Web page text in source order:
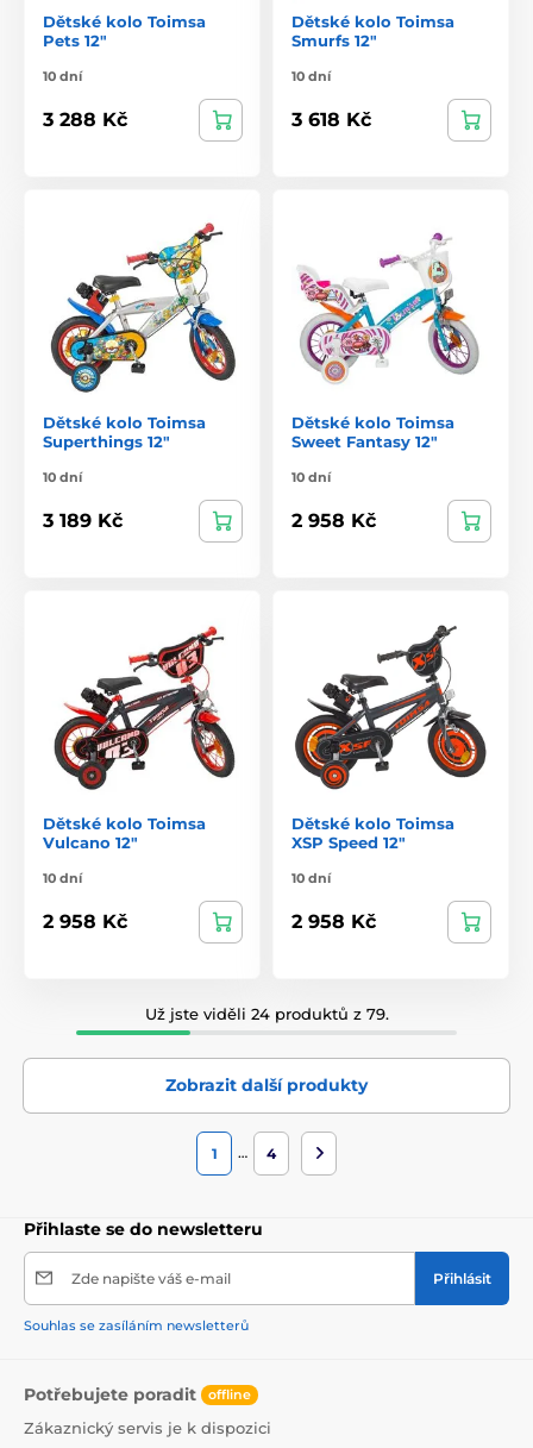
Dětské kolo Toimsa
Pets 12"
10 dní
3 288 Kč
Dětské kolo Toimsa
Smurfs 12"
10 dní
3 618 Kč
Dětské kolo Toimsa
Superthings 12"
10 dní
3 189 Kč
Dětské kolo Toimsa
Sweet Fantasy 12"
10 dní
2 958 Kč
Dětské kolo Toimsa
Vulcano 12"
10 dní
2 958 Kč
Dětské kolo Toimsa
XSP Speed 12"
10 dní
2 958 Kč
Už jste viděli 24 produktů z 79.
Zobrazit další produkty
1 … 4
Přihlaste se do newsletteru
Zde napište váš e-mail Přihlásit
Souhlas se zasíláním newsletterů
Potřebujete poradit offline
Zákaznický servis je k dispozici